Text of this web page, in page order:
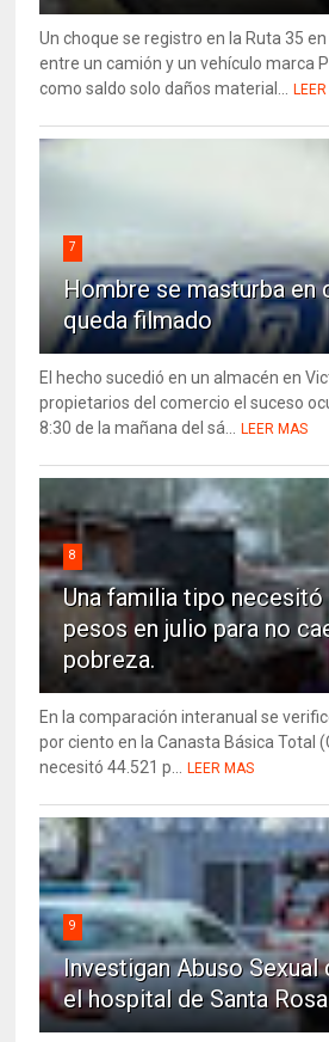
Un choque se registro en la Ruta 35
entre un camión y un vehículo marca
como saldo solo daños material...
7
Hombre se masturba en
queda filmado
El hecho sucedió en un almacén en
propietarios del comercio el suceso
8:30 de la mañana del sá...
LEER MAS
8
Una familia tipo
pesos en julio para no
pobreza.
En la comparación interanual se
por ciento en la Canasta Básica Total
necesitó 44.521 p...
LEER MAS
9
Investigan Abuso Sexual
el hospital de Santa Rosa